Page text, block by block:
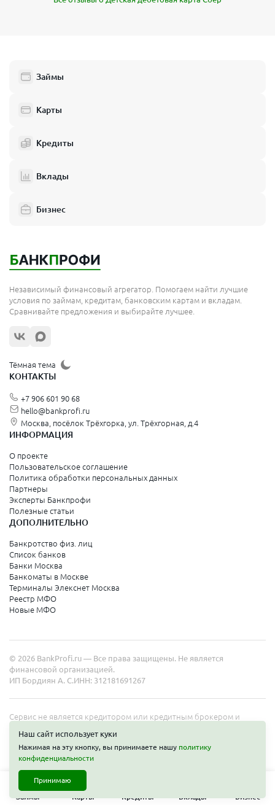
Займы
Карты
Кредиты
Вклады
Бизнес
Независимый финансовый агрегатор. Помогаем найти лучшие
условия по займам, кредитам, банковским картам и вкладам.
Сравнивайте предложения и выбирайте лучшее.
Тёмная тема
КОНТАКТЫ
+7 906 601 90 68
hello@bankprofi.ru
Москва, посёлок Трёхгорка, ул. Трёхгорная, д.4
ИНФОРМАЦИЯ
О проекте
Пользовательское соглашение
Политика обработки персональных данных
Партнеры
Эксперты Банкпрофи
Полезные статьи
ДОПОЛНИТЕЛЬНО
Банкротство физ. лиц
Список банков
Банки Москва
Банкоматы в Москве
Терминалы Элекснет Москва
Реестр МФО
Новые МФО
© 2026 BankProfi.ru — Все права защищены. Не является
финансовой организацией.
ИП Бордиян А. С.ИНН: 312181691267
Сервис не является кредитором или кредитным брокером и
на сайте не является публичной офертой. Полные условия услуг
уточняйте на сайте организаций.
Займы Карты Кредиты Вклады Бизнес
Наш сайт использует куки
Нажимая на эту кнопку, вы принимаете нашу политику
конфиденциальности
Принимаю